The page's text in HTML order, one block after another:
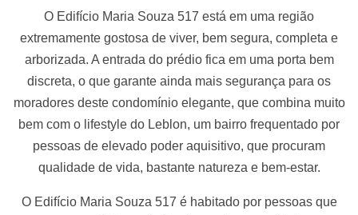
O Edifício Maria Souza 517 está em uma região
extremamente gostosa de viver, bem segura, completa e
arborizada. A entrada do prédio fica em uma porta bem
discreta, o que garante ainda mais segurança para os
moradores deste condomínio elegante, que combina muito
bem com o lifestyle do Leblon, um bairro frequentado por
pessoas de elevado poder aquisitivo, que procuram
qualidade de vida, bastante natureza e bem-estar.
O Edifício Maria Souza 517 é habitado por pessoas que